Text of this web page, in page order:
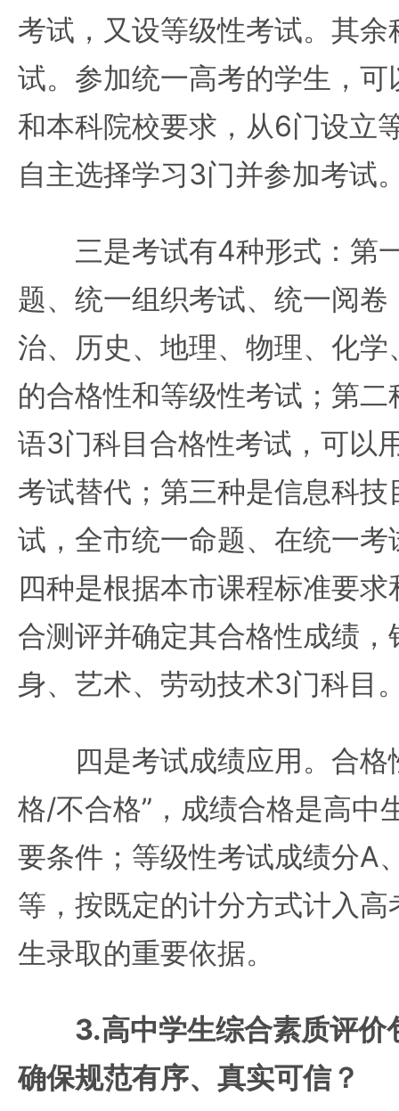
考试，又设等级性考试。其
试。参加统一高考的学生，
和本科院校要求，从6门设立
自主选择学习3门并参加考试
三是考试有4种形式：第
题、统一组织考试、统一阅
治、历史、地理、物理、化
的合格性和等级性考试；第
语3门科目合格性考试，可以
考试替代；第三种是信息科
试，全市统一命题、在统一
四种是根据本市课程标准要
合测评并确定其合格性成绩
身、艺术、劳动技术3门科目
四是考试成绩应用。合格
格/不合格”，成绩合格是高中
要条件；等级性考试成绩分A
等，按既定的计分方式计入
生录取的重要依据。
3.高中学生综合素质评价
确保规范有序、真实可信？